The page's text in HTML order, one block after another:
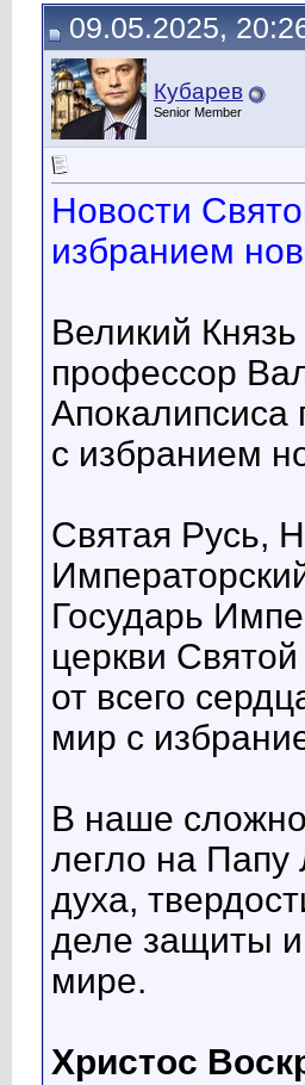
09.05.2025,
Кубарев
Senior Member
Новости
избранием
Великий
профессор
Апокалипсиса
с избранием
Святая Русь,
Государь
церкви
от всего
мир с
В наше
легло на
духа,
деле защиты и
мире.
Христос